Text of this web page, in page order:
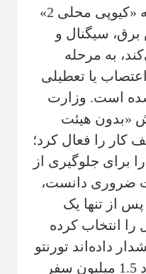
حمل‌ونقل تورنتو و اتحادیه «کیوپی محلی 2»
بخش برق، سیگنال و
به مرحله
یا تعطیلی
مطرح شده است. وزارت
«بدون هیئت
کار را فعال کرد؛
برای جلوگیری از
ضروری دانست،
پس از تنها یک
انتخاب کرده
داده‌اند تورنتو
در طول مسابقات با حدود 1.5 میلیون سفر